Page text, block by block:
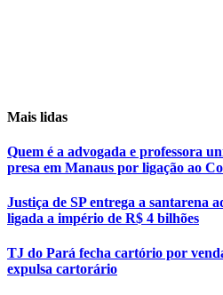
Mais lidas
Quem é a advogada e professora
presa em Manaus por ligação ao
Justiça de SP entrega a santarena
ligada a império de R$ 4 bilhões
TJ do Pará fecha cartório por
expulsa cartorário